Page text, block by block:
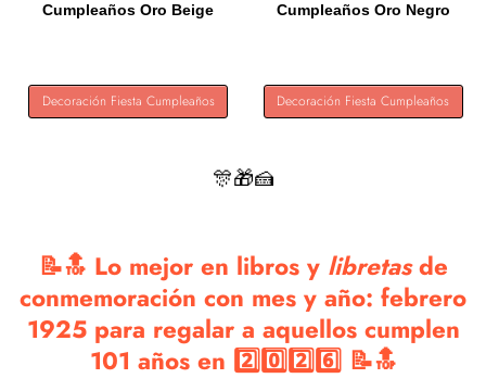
Cumpleaños Oro Beige
Decoración Fiesta Cumpleaños
Cumpleaños Oro Negro
Decoración Fiesta Cumpleaños
🎊🎁🍰
📝🔝 Lo mejor en libros y libretasde
conmemoración con mes y año: febrero
1925 para regalar a aquellos cumplen
101 años en 2️⃣0️⃣2️⃣6️⃣ 📝🔝